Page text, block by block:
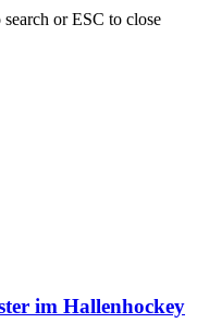
or ESC to close
im Hallenhockey